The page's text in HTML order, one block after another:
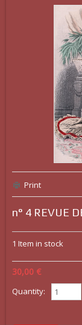
Print
n° 4 REVUE
1 Item in stock
30,00 €
Quantity: